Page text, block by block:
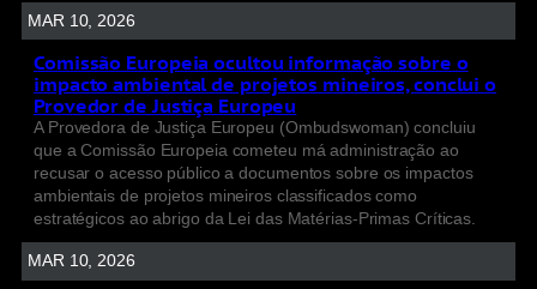
MAR 10, 2026
Comissão Europeia ocultou informação sobre o
impacto ambiental de projetos mineiros, conclui o
Provedor de Justiça Europeu
A Provedora de Justiça Europeu (Ombudswoman) concluiu
que a Comissão Europeia cometeu má administração ao
recusar o acesso público a documentos sobre os impactos
ambientais de projetos mineiros classificados como
estratégicos ao abrigo da Lei das Matérias-Primas Críticas.
MAR 10, 2026